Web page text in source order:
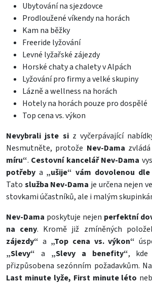
Ubytování na sjezdovce
Prodloužené víkendy na horách
Kam na běžky
Freeride lyžování
Levné lyžařské zájezdy
Horské chaty a chalety v Alpách
Lyžování pro firmy a velké skupiny
Lázně a wellness na horách
Hotely na horách pouze pro dospělé
Top cena vs. výkon
Nevybrali jste si z vyčerpávající
Nesmutněte, protože Nev-Dama
míru“. Cestovní kancelář Nev-Dama
potřeby a „ušije“ vám dovolenou
Tato služba Nev-Dama je určena nejen
stovkami účastníků, ale i malým
Nev-Dama poskytuje nejen perfektní
na ceny. Kromě již zmíněných
zájezdy“ a „Top cena vs. výkon“
„Slevy“ a „Slevy a benefity“,
přizpůsobena sezónním požadavkům.
Last minute lyže, First minute léto